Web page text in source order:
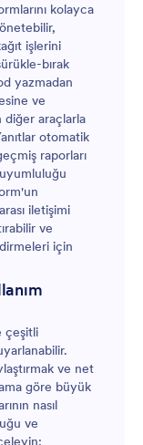
kolayca
işlerini
bırak
yazmadan
ve
araçlarla
otomatik
raporları
iletişimi
ve
için
çeşitli
ve net
göre büyük
nasıl
ve